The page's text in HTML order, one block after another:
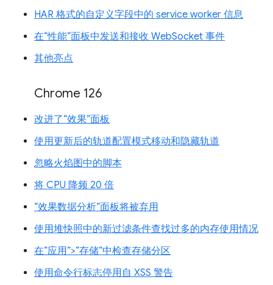
HAR 格式的自定义字段中的 service worker 信息
在“性能”面板中发送和接收 WebSocket 事件
其他亮点
Chrome 126
改进了“效果”面板
使用更新后的轨道配置模式移动和隐藏轨道
忽略火焰图中的脚本
将 CPU 降频 20 倍
“效果数据分析”面板将被弃用
使用堆快照中的新过滤条件查找过多的内存使用情况
在“应用”>“存储”中检查存储分区
使用命令行标志停用自 XSS 警告